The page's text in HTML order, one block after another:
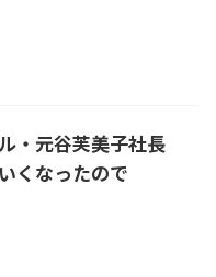
・元谷芙美子社長
くなったので